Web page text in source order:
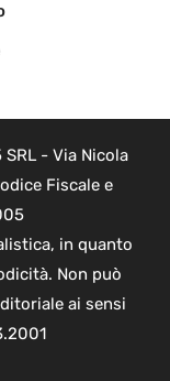
- Via Nicola
Fiscale e
in quanto
Non può
ai sensi